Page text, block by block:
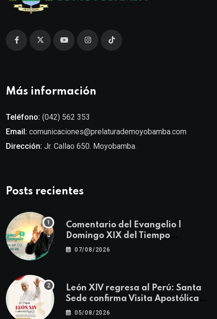
Más información
Teléfono: (042) 562 353
Email: comunicaciones@prelaturademoyobamba.com
Dirección: Jr. Callao 650. Moyobamba.
Posts recientes
Comentario del Evangelio |
Domingo XIX del Tiempo
Ordinario | Mateo 14, 22-23
07/08/2026
León XIV regresa al Perú: Santa
Sede confirma Visita Apostólica
del 11 al 17 de noviembre
05/08/2026